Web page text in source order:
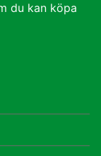
du kan köpa